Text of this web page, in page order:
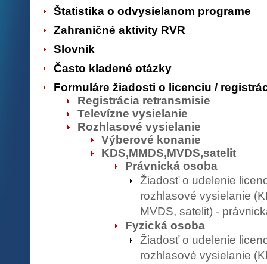
Štatistika o odvysielanom programe
Zahraničné aktivity RVR
Slovník
Často kladené otázky
Formuláre žiadosti o licenciu /
Registrácia retransmisie
Televízne vysielanie
Rozhlasové vysielanie
Výberové konanie
KDS,MMDS,MVDS,satelit
Právnická osoba
Žiadosť o udelenie
rozhlasové vysielanie
MVDS, satelit) -
Fyzická osoba
Žiadosť o udelenie
rozhlasové vysielanie